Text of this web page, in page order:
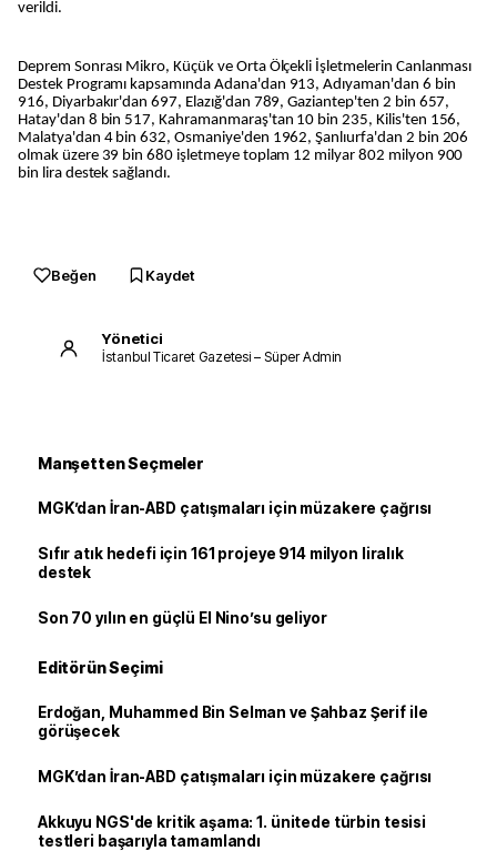
verildi.
Deprem Sonrası Mikro, Küçük ve Orta Ölçekli İşletmelerin Canlanması
Destek Programı kapsamında Adana'dan 913, Adıyaman'dan 6 bin
916, Diyarbakır'dan 697, Elazığ'dan 789, Gaziantep'ten 2 bin 657,
Hatay'dan 8 bin 517, Kahramanmaraş'tan 10 bin 235, Kilis'ten 156,
Malatya'dan 4 bin 632, Osmaniye'den 1962, Şanlıurfa'dan 2 bin 206
olmak üzere 39 bin 680 işletmeye toplam 12 milyar 802 milyon 900
bin lira destek sağlandı.
Beğen Kaydet
Yönetici
İstanbul Ticaret Gazetesi – Süper Admin
Manşetten Seçmeler
MGK’dan İran-ABD çatışmaları için müzakere çağrısı
Sıfır atık hedefi için 161 projeye 914 milyon liralık
destek
Son 70 yılın en güçlü El Nino’su geliyor
Editörün Seçimi
Erdoğan, Muhammed Bin Selman ve Şahbaz Şerif ile
görüşecek
MGK’dan İran-ABD çatışmaları için müzakere çağrısı
Akkuyu NGS'de kritik aşama: 1. ünitede türbin tesisi
testleri başarıyla tamamlandı